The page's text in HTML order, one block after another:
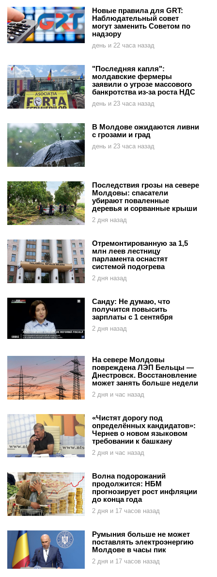
Новые правила для GRT:
Наблюдательный совет
могут заменить Советом по
надзору
день и 22 часа назад
"Последняя капля":
молдавские фермеры
заявили о угрозе массового
банкротства из-за роста НДС
день и 23 часа назад
В Молдове ожидаются ливни
с грозами и град
день и 23 часа назад
Последствия грозы на севере
Молдовы: спасатели
убирают поваленные
деревья и сорванные крыши
2 дня назад
Отремонтированную за 1,5
млн леев лестницу
парламента оснастят
системой подогрева
2 дня назад
Санду: Не думаю, что
получится повысить
зарплаты с 1 сентября
2 дня назад
На севере Молдовы
повреждена ЛЭП Бельцы —
Днестровск. Восстановление
может занять больше недели
2 дня и час назад
«Чистят дорогу под
определённых кандидатов»:
Чернев о новом языковом
требовании к башкану
2 дня и час назад
Волна подорожаний
продолжится: НБМ
прогнозирует рост инфляции
до конца года
2 дня и 17 часов назад
Румыния больше не может
поставлять электроэнергию
Молдове в часы пик
2 дня и 17 часов назад